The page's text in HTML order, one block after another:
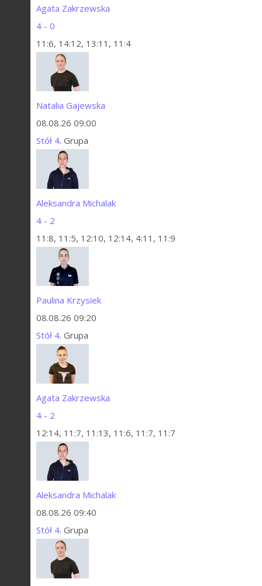
Agata Zakrzewska
4 - 0
11:6, 14:12, 13:11, 11:4
Natalia Gajewska
08.08.26 09:00
Stół 4. Grupa
Aleksandra Michalak
4 - 2
11:8, 11:5, 12:10, 12:14, 4:11, 11:9
Paulina Krzysiek
08.08.26 09:20
Stół 4. Grupa
Agata Zakrzewska
4 - 2
12:14, 11:7, 11:13, 11:6, 11:7, 11:7
Aleksandra Michalak
08.08.26 09:40
Stół 4. Grupa